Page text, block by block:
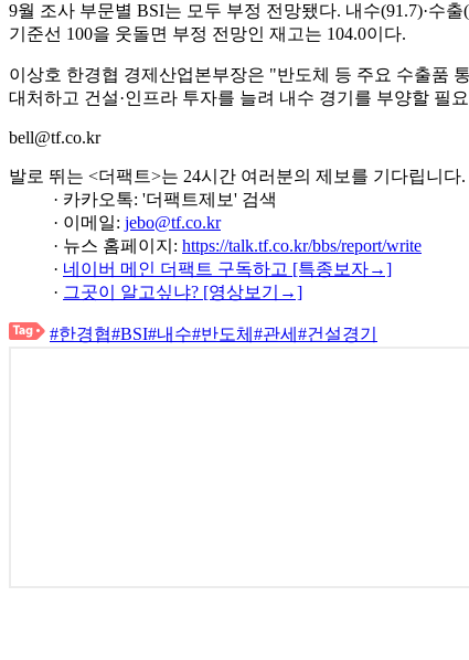
9월 조사 부문별 BSI는 모두 부정 전망됐다. 내수(91.7)·수
기준선 100을 웃돌면 부정 전망인 재고는 104.0이다.
이상호 한경협 경제산업본부장은 "반도체 등 주요 수출품
대처하고 건설·인프라 투자를 늘려 내수 경기를 부양할 필
bell@tf.co.kr
발로 뛰는 <더팩트>는 24시간 여러분의 제보를 기다립니다.
· 카카오톡: '더팩트제보' 검색
· 이메일: jebo@tf.co.kr
· 뉴스 홈페이지: https://talk.tf.co.kr/bbs/report/write
· 네이버 메인 더팩트 구독하고 [특종보자→]
· 그곳이 알고싶냐? [영상보기→]
#한경협#BSI#내수#반도체 #관세 #건설경기